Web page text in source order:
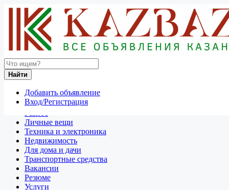
Найти
Добавить объявление
Вход/Регистрация
Россия
Промышленная и сельскохозяйственная продукция
Отдам даром
Личные вещи
Техника и электроника
Недвижимость
Для дома и дачи
Транспортные средства
Вакансии
Резюме
Услуги